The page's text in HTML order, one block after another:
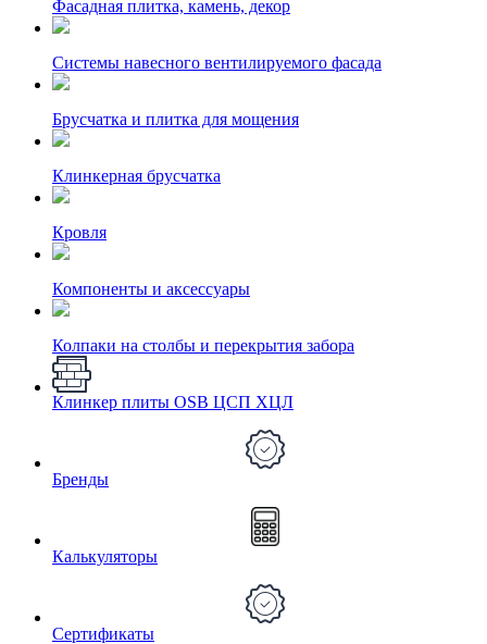
Фасадная плитка, камень, декор
Системы навесного вентилируемого фасада
Брусчатка и плитка для мощения
Клинкерная брусчатка
Кровля
Компоненты и аксессуары
Колпаки на столбы и перекрытия забора
Клинкер плиты OSB ЦСП ХЦЛ
Бренды
Калькуляторы
Сертификаты